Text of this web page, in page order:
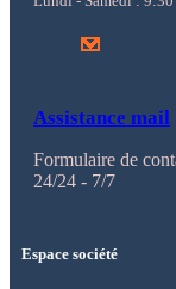
Assistance mail
Formulaire de
24/24 - 7/7
Espace société